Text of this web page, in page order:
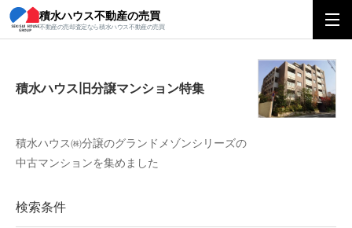
積水ハウス不動産の売買
不動産の売却査定なら積水ハウス不動産の売買
積水ハウス旧分譲マンション特集
積水ハウス旧分譲マンション特集
積水ハウス㈱分譲のグランドメゾンシリーズの
中古マンションを集めました
検索条件